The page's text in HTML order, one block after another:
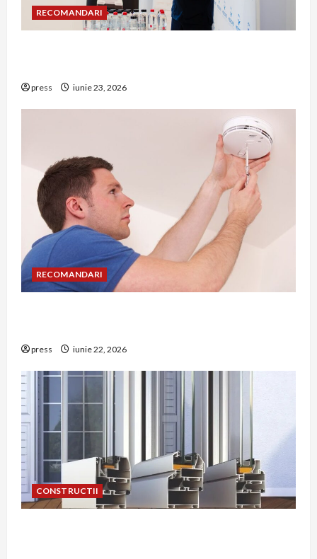
RECOMANDARI
press iunie 23, 2026
RECOMANDARI
press iunie 22, 2026
CONSTRUCTII